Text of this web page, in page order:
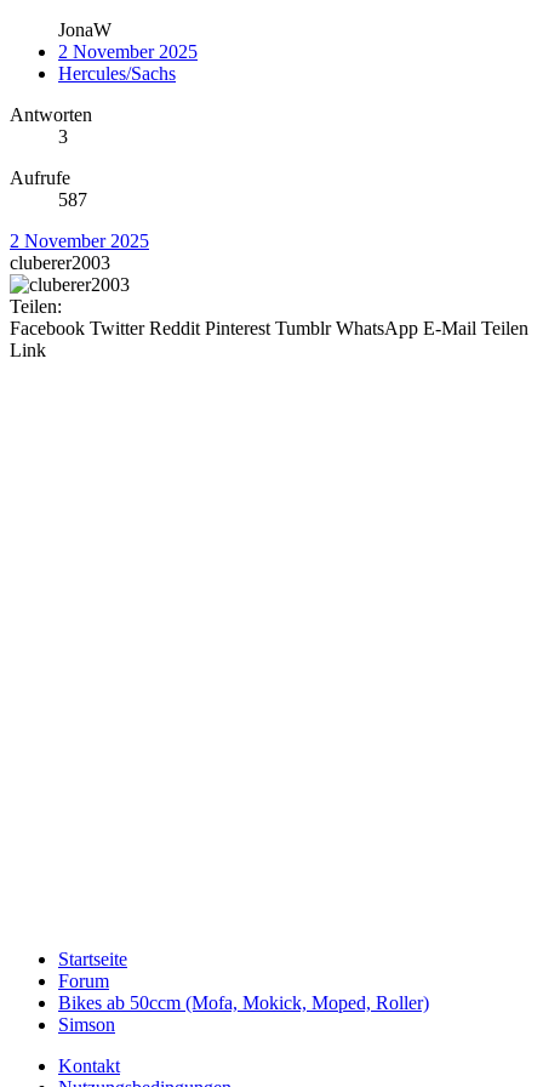
JonaW
2 November 2025
Hercules/Sachs
Antworten
3
Aufrufe
587
2 November 2025
cluberer2003
Teilen:
Facebook Twitter Reddit Pinterest Tumblr WhatsApp E-Mail Teilen
Link
Startseite
Forum
Bikes ab 50ccm (Mofa, Mokick, Moped, Roller)
Simson
Kontakt